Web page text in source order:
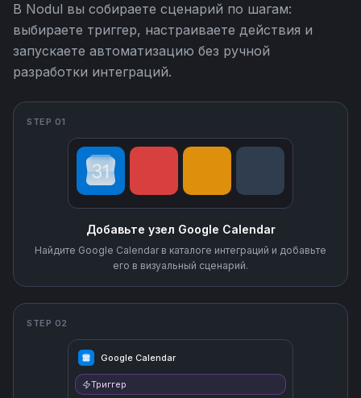
В Nodul вы собираете сценарий по шагам:
выбираете триггер, настраиваете действия и
запускаете автоматизацию без ручной
разработки интеграций.
STEP 01
Добавьте узел Google Calendar
Найдите Google Calendar в каталоге интеграций и добавьте
его в визуальный сценарий.
STEP 02
Google Calendar
Триггер